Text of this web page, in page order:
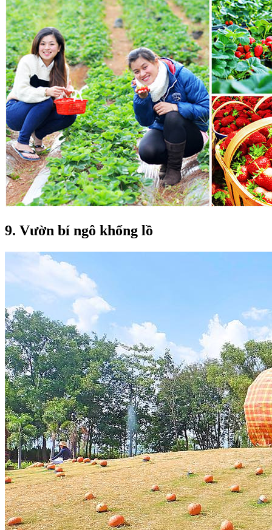
9. Vườn bí ngô khổng lồ